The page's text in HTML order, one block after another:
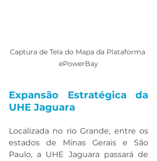
Captura de Tela do Mapa da Plataforma
ePowerBay
Expansão Estratégica da
UHE Jaguara
Localizada no rio Grande, entre os
estados de Minas Gerais e São
Paulo, a UHE Jaguara passará de